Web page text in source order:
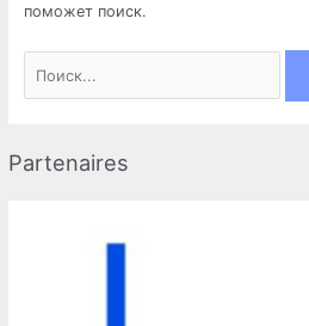
Partenaires
поможет поиск.